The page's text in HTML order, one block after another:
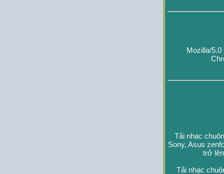
Mozilla/
Tải nhạc
Sony, Asus
trở
Tải nhạc